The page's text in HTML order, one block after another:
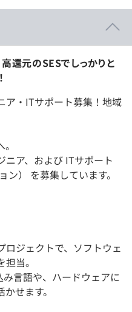
還元のSESでしっかりと
ア・ITサポート募集！地域
ニア、および ITサポート
ン） を募集しています。
ジェクトで、ソフトウェ
当。
言語や、ハードウェアに
せます。